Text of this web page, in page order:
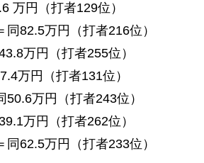
万円（打者129位）
82.5万円（打者216位）
万円（打者255位）
万円（打者131位）
万円（打者243位）
万円（打者262位）
62.5万円（打者233位）